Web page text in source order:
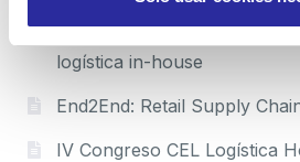
logística in-house
End2End: Retail Supply
IV Congreso CEL Logística